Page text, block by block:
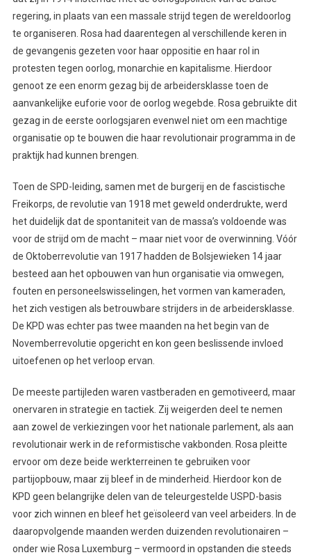
regering, in plaats van een massale strijd tegen de wereldoorlog
te organiseren. Rosa had daarentegen al verschillende keren in
de gevangenis gezeten voor haar oppositie en haar rol in
protesten tegen oorlog, monarchie en kapitalisme. Hierdoor
genoot ze een enorm gezag bij de arbeidersklasse toen de
aanvankelijke euforie voor de oorlog wegebde. Rosa gebruikte dit
gezag in de eerste oorlogsjaren evenwel niet om een machtige
organisatie op te bouwen die haar revolutionair programma in de
praktijk had kunnen brengen.
Toen de SPD-leiding, samen met de burgerij en de fascistische
Freikorps, de revolutie van 1918 met geweld onderdrukte, werd
het duidelijk dat de spontaniteit van de massa’s voldoende was
voor de strijd om de macht – maar niet voor de overwinning. Vóór
de Oktoberrevolutie van 1917 hadden de Bolsjewieken 14 jaar
besteed aan het opbouwen van hun organisatie via omwegen,
fouten en personeelswisselingen, het vormen van kameraden,
het zich vestigen als betrouwbare strijders in de arbeidersklasse.
De KPD was echter pas twee maanden na het begin van de
Novemberrevolutie opgericht en kon geen beslissende invloed
uitoefenen op het verloop ervan.
De meeste partijleden waren vastberaden en gemotiveerd, maar
onervaren in strategie en tactiek. Zij weigerden deel te nemen
aan zowel de verkiezingen voor het nationale parlement, als aan
revolutionair werk in de reformistische vakbonden. Rosa pleitte
ervoor om deze beide werkterreinen te gebruiken voor
partijopbouw, maar zij bleef in de minderheid. Hierdoor kon de
KPD geen belangrijke delen van de teleurgestelde USPD-basis
voor zich winnen en bleef het geïsoleerd van veel arbeiders. In de
daaropvolgende maanden werden duizenden revolutionairen –
onder wie Rosa Luxemburg – vermoord in opstanden die steeds